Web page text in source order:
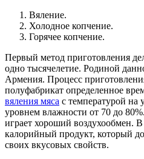
Вяление.
Холодное копчение.
Горячее копчение.
Первый метод приготовления
одно тысячелетие. Родиной
Армения. Процесс
полуфабрикат определенное
вяления мяса с температурой на
уровнем влажности от 70 до
играет хороший воздухообмен. В
калорийный продукт, который
своих вкусовых свойств.